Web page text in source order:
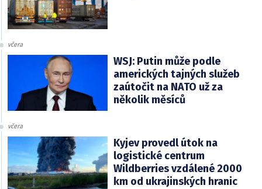
včera
WSJ: Putin může podle
amerických tajných služeb
zaútočit na NATO už za
několik měsíců
včera
Kyjev provedl útok na
logistické centrum
Wildberries vzdálené 2000
km od ukrajinských hranic